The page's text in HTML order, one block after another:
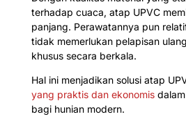
terhadap cuaca, atap UPVC
panjang. Perawatannya pun
tidak memerlukan pelapisan
khusus secara berkala.
Hal ini menjadikan solusi atap
yang praktis dan ekonomisdalam
bagi hunian modern.